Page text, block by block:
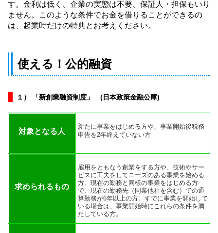
す。金利は低く、企業の実態は不要、保証人・担保もいり
ません。このような条件でお金を借りることができるの
は、起業時だけの特典とお考えください。
使える！公的融資
１） 「新創業融資制度」 (日本政策金融公庫)
対象となる人
新たに事業をはじめる方や、事業開始後税務
申告を2年終えていない方
求められるもの
雇用をともなう創業をする方や、技術やサー
ビスに工夫をしてニーズのある事業を始める
方、現在の勤務と同様の事業をはじめる方
で、現在の勤務先（同業他社を含む）での通
算勤務が6年以上の方。すでに事業を開始して
いる場合は、事業開始時にこれらの条件を満
たしている方。